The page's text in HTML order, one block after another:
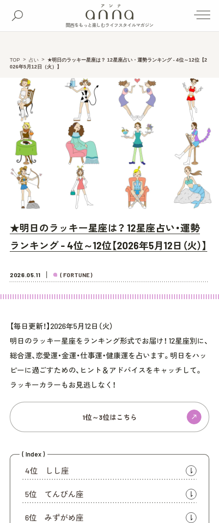
関西をもっと楽しむライフスタイルマガジン
TOP 占い
★明日のラッキー星座は？ 12星座占い・運勢ランキング - 4位～12位【2
026年5月12日（火）】
★明日のラッキー星座は？ 12星座占い・運勢
ランキング - 4位～12位【2026年5月12日（火）】
2026.05.11 ( FORTUNE )
【毎日更新！】2026年5月12日（火）
明日のラッキー星座をランキング形式でお届け！ 12星座別に、
総合運、恋愛運・金運・仕事運・健康運を占います。明日をハッ
ピーに過ごすための、ヒント＆アドバイスをキャッチして。
ラッキーカラーもお見逃しなく！
1位～3位はこちら
( Index )
4位 しし座
5位 てんびん座
6位 みずがめ座